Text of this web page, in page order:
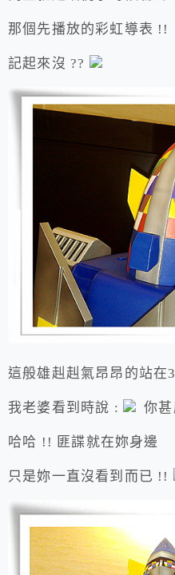
那個先播放的彩虹導表 !!
記起來沒 ??
這般雄赳赳氣昂昂的站在
我老婆看到時說 : 你甚
哈哈 !! 匪諜就在妳身邊
只是妳一直沒看到而已 !!